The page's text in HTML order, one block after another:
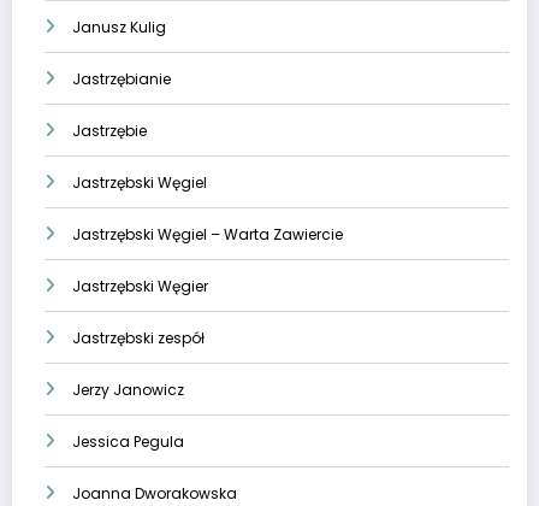
Janusz Kulig
Jastrzębianie
Jastrzębie
Jastrzębski Węgiel
Jastrzębski Węgiel – Warta Zawiercie
Jastrzębski Węgier
Jastrzębski zespół
Jerzy Janowicz
Jessica Pegula
Joanna Dworakowska